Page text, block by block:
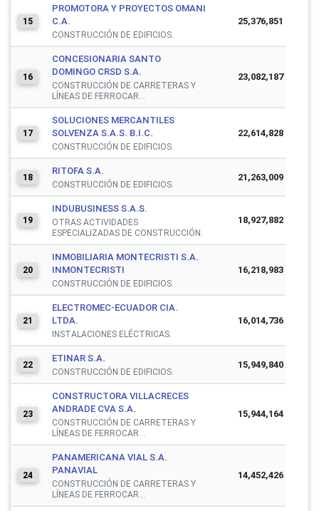
15
PROMOTORA Y PROYECTOS OMANI
C.A.
CONSTRUCCIÓN DE EDIFICIOS.
25,376,851
16
CONCESIONARIA SANTO
DOMINGO CRSD S.A.
CONSTRUCCIÓN DE CARRETERAS Y
LÍNEAS DE FERROCAR...
23,082,187
17
SOLUCIONES MERCANTILES
SOLVENZA S.A.S. B.I.C.
CONSTRUCCIÓN DE EDIFICIOS.
22,614,828
18
RITOFA S.A.
CONSTRUCCIÓN DE EDIFICIOS.
21,263,009
19
INDUBUSINESS S.A.S.
OTRAS ACTIVIDADES
ESPECIALIZADAS DE CONSTRUCCIÓN.
18,927,882
20
INMOBILIARIA MONTECRISTI S.A.
INMONTECRISTI
CONSTRUCCIÓN DE EDIFICIOS.
16,218,983
21
ELECTROMEC-ECUADOR CIA.
LTDA.
INSTALACIONES ELÉCTRICAS.
16,014,736
22
ETINAR S.A.
CONSTRUCCIÓN DE EDIFICIOS.
15,949,840
23
CONSTRUCTORA VILLACRECES
ANDRADE CVA S.A.
CONSTRUCCIÓN DE CARRETERAS Y
LÍNEAS DE FERROCAR...
15,944,164
24
PANAMERICANA VIAL S.A.
PANAVIAL
CONSTRUCCIÓN DE CARRETERAS Y
LÍNEAS DE FERROCAR...
14,452,426